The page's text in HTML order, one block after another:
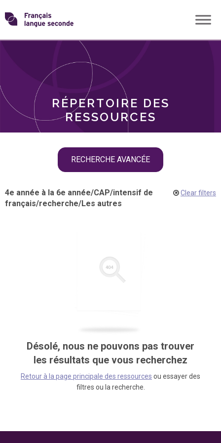
Skip
toTransformons
langue
RÉPERTOIRE DES
RESSOURCES
RECHERCHE AVANCÉE
THÈMES
4e année à la 6e année/CAP/intensif de
français/recherche/Les autres
Clear filters
Désolé, nous ne pouvons pas trouver
les résultats que vous recherchez
Retour à la page principale des ressources ou essayer des
filtres ou la recherche.